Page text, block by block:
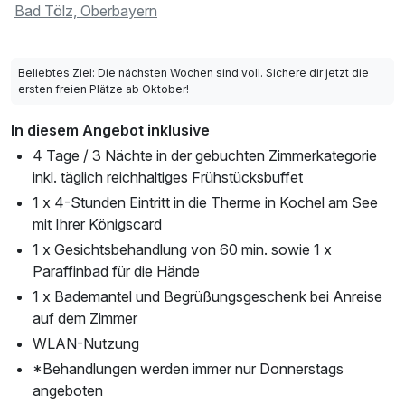
Bad Tölz, Oberbayern
Beliebtes Ziel: Die nächsten Wochen sind voll. Sichere dir jetzt die
ersten freien Plätze ab Oktober!
In diesem Angebot inklusive
4 Tage / 3 Nächte in der gebuchten Zimmerkategorie
inkl. täglich reichhaltiges Frühstücksbuffet
1 x 4-Stunden Eintritt in die Therme in Kochel am See
mit Ihrer Königscard
1 x Gesichtsbehandlung von 60 min. sowie 1 x
Paraffinbad für die Hände
1 x Bademantel und Begrüßungsgeschenk bei Anreise
auf dem Zimmer
WLAN-Nutzung
*Behandlungen werden immer nur Donnerstags
angeboten